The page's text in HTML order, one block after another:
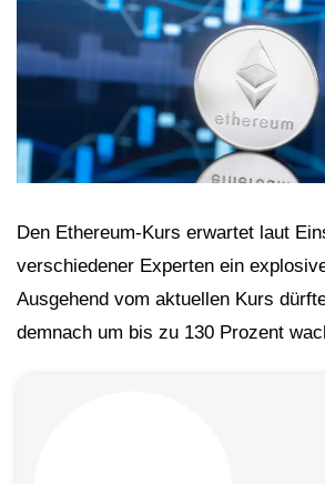
Den Ethereum-Kurs erwartet laut
verschiedener Experten ein
Ausgehend vom aktuellen Kurs
demnach um bis zu 130 Prozent